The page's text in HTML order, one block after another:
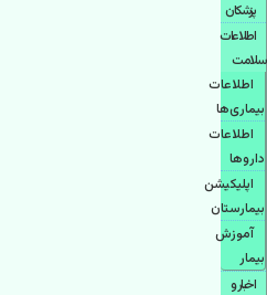
پزشكان
اطلاعات
سلامت
اطلاعات
بیماری‌ها
اطلاعات
دارو‌ها
اپليكيشن
بيمارستان
آموزش
بیمار
اخبار و